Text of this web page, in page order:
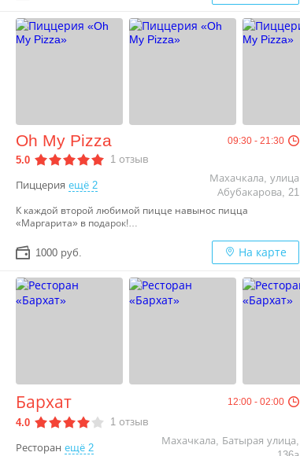
Oh My Pizza 09:30 - 21:30
5.0 1 отзыв
Пиццерия ещё 2
Махачкала, улица
Абубакарова, 21
К каждой второй любимой пицце навынос пицца
«Маргарита» в подарок!…
1000 руб. На карте
Бархат 12:00 - 02:00
4.0 1 отзыв
Ресторан ещё 2
Махачкала, Батырая улица,